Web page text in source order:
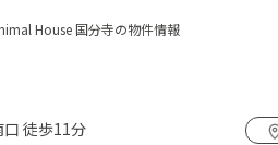
House 国分寺の物件情報
徒歩11分